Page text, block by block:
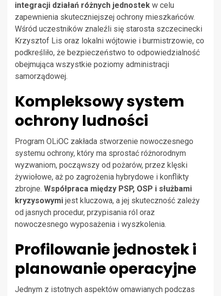
integracji działań różnych jednostek w celu
zapewnienia skuteczniejszej ochrony mieszkańców.
Wśród uczestników znaleźli się starosta szczecinecki
Krzysztof Lis oraz lokalni wójtowie i burmistrzowie, co
podkreśliło, że bezpieczeństwo to odpowiedzialność
obejmująca wszystkie poziomy administracji
samorządowej.
Kompleksowy system
ochrony ludności
Program OLiOC zakłada stworzenie nowoczesnego
systemu ochrony, który ma sprostać różnorodnym
wyzwaniom, począwszy od pożarów, przez klęski
żywiołowe, aż po zagrożenia hybrydowe i konflikty
zbrojne. Współpraca między PSP, OSP i służbami
kryzysowymi jest kluczowa, a jej skuteczność zależy
od jasnych procedur, przypisania ról oraz
nowoczesnego wyposażenia i wyszkolenia.
Profilowanie jednostek i
planowanie operacyjne
Jednym z istotnych aspektów omawianych podczas